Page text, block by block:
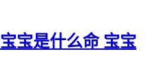
宝是什么命 宝宝